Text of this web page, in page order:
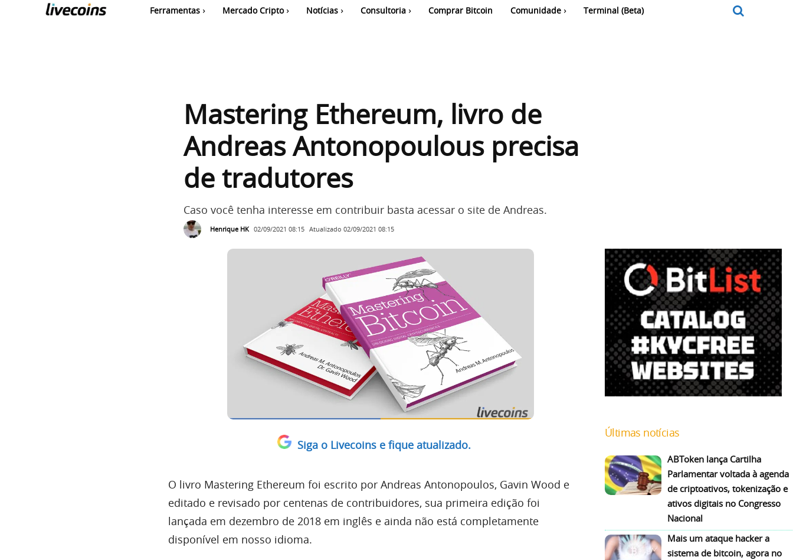
Ferramentas Mercado Cripto Notícias Consultoria Comprar Bitcoin Comunidade Terminal (Beta)
Mastering Ethereum, livro de
Andreas Antonopoulous precisa
de tradutores
Caso você tenha interesse em contribuir basta acessar o site de Andreas.
Henrique HK 02/09/2021 08:15 Atualizado 02/09/2021 08:15
Siga o Livecoins e fique atualizado.
O livro Mastering Ethereum foi escrito por Andreas Antonopoulos, Gavin Wood e
editado e revisado por centenas de contribuidores, sua primeira edição foi
lançada em dezembro de 2018 em inglês e ainda não está completamente
disponível em nosso idioma.
Últimas notícias
ABToken lança Cartilha
Parlamentar voltada à agenda
de criptoativos, tokenização e
ativos digitais no Congresso
Nacional
Mais um ataque hacker a
sistema de bitcoin, agora no